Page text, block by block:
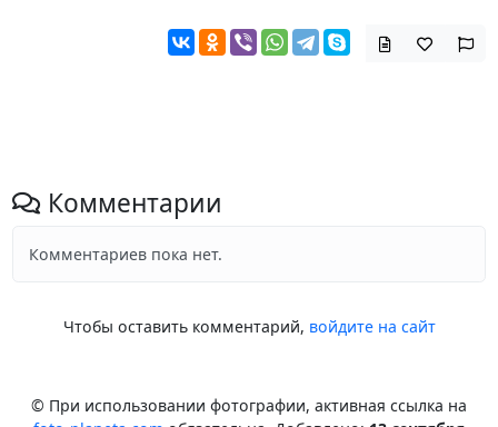
Комментарии
Комментариев пока нет.
Чтобы оставить комментарий, войдите на сайт
© При использовании фотографии, активная ссылка на